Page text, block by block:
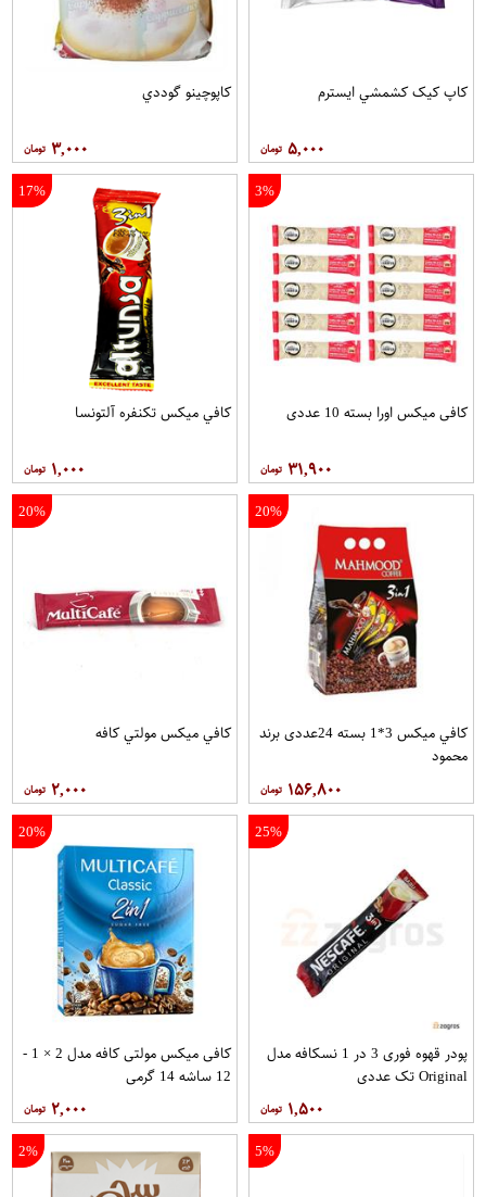
کاپ کيک کشمشي ايسترم
۵,۰۰۰
کاپوچينو گوددي
۳,۰۰۰
3%
کافی میکس اورا بسته 10 عددی
۳۱,۹۰۰
17%
کافي ميکس تکنفره آلتونسا
۱,۰۰۰
20%
کافي ميکس 3*1 بسته 24عددی برند
محمود
۱۵۶,۸۰۰
20%
کافي ميکس مولتي کافه
۲,۰۰۰
25%
پودر قهوه فوری 3 در 1 نسکافه مدل
Original تک عددی
۱,۵۰۰
20%
کافی میکس مولتی کافه مدل 2 × 1 -
12 ساشه 14 گرمی
۲,۰۰۰
5%
2%